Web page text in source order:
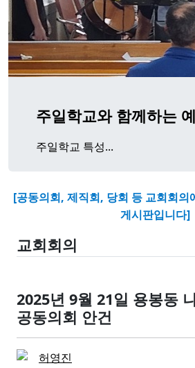
주일학교와 함께하는
주일학교 특성...
[공동의회, 제직회, 당회 등 교회회의
게시판입니다]
교회회의
2025년 9월 21일 용봉동
공동의회 안건
허영진